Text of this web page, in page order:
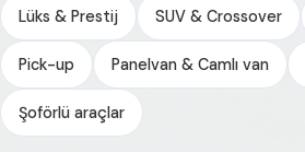
Lüks & Prestij SUV & Crossover
Pick-up Panelvan & Camlı van
Şoförlü araçlar